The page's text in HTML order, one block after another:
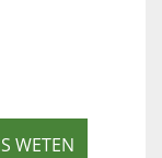
WETEN